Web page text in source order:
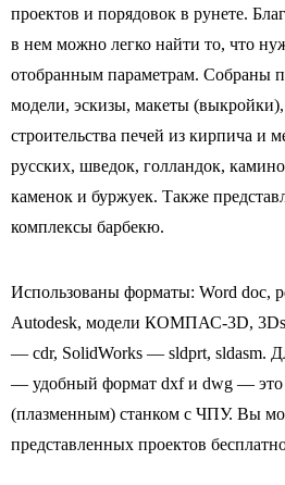
проектов и порядовок в рунете.
в нем можно легко найти то, что
отобранным параметрам. Собраны
модели, эскизы, макеты
строительства печей из кирпича и
русских, шведок, голландок,
каменок и буржуек. Также
комплексы барбекю.
Использованы форматы: Word doc,
Autodesk, модели КОМПАС-3D, 3Ds
— cdr, SolidWorks — sldprt, sldasm.
— удобный формат dxf и dwg — это
(плазменным) станком с ЧПУ. Вы
представленных проектов